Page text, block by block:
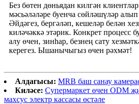
Без бөтен дөньядан килгән
мәсьәләләре буенча сөйләшүләр
Әйдәгез, бергәләп, кешеләр белән
киләчәккә этәрик. Конкрет процесс
алу өчен, зинһар, безнең сату
керегез. Ышанычыгыз өчен рәхмәт!
Алдагысы: MRB баш санау
Киләсе: Супермаркет өчен ODM
махсус электр кассасы өстәле